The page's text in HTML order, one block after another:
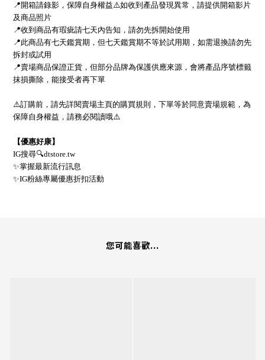
📍開箱請錄影，保障自身權益⚠如收到產品發現異常，請提供開箱影片
及商品照片
📍收到商品有瑕疵請七天內告知，請勿先拆開始使用
📍此商品有七天鑑賞期，但七天鑑賞期不等於試用期， 如需退換請勿先
拆封或試用
📍賣場商品保證正貨，但部分品牌為保護供應來源，會將產品序號標籤
抹損撕除，能接受者再下單
⚠訂購前，請先詳閱賣場主頁的購買規則，下單等於同意賣場規範，為
保障自身權益，請務必閱讀哦⚠
【優惠好康】
IG搜尋🔍dtstore.tw
✨掌握最新流行訊息
✨IG粉絲專屬優惠折扣活動
您可能喜歡...